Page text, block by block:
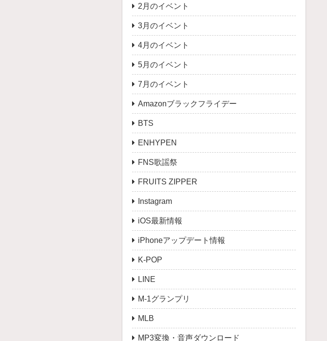
2月のイベント
3月のイベント
4月のイベント
5月のイベント
7月のイベント
Amazonブラックフライデー
BTS
ENHYPEN
FNS歌謡祭
FRUITS ZIPPER
Instagram
iOS最新情報
iPhoneアップデート情報
K-POP
LINE
M-1グランプリ
MLB
MP3変換・音声ダウンロード